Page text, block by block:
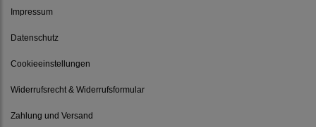
Impressum
Datenschutz
Cookieeinstellungen
Widerrufsrecht & Widerrufsformular
Zahlung und Versand